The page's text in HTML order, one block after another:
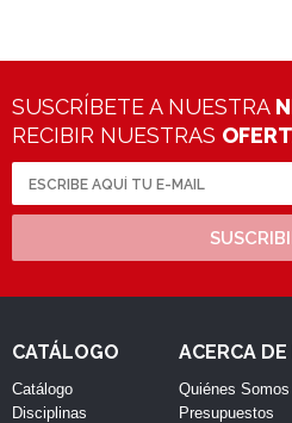
SUSCRÍBETE A NUESTRA
RECIBIR NUESTRAS
CATÁLOGO
Catálogo
Disciplinas
ACERCA
Quiénes Somos
Presupuestos